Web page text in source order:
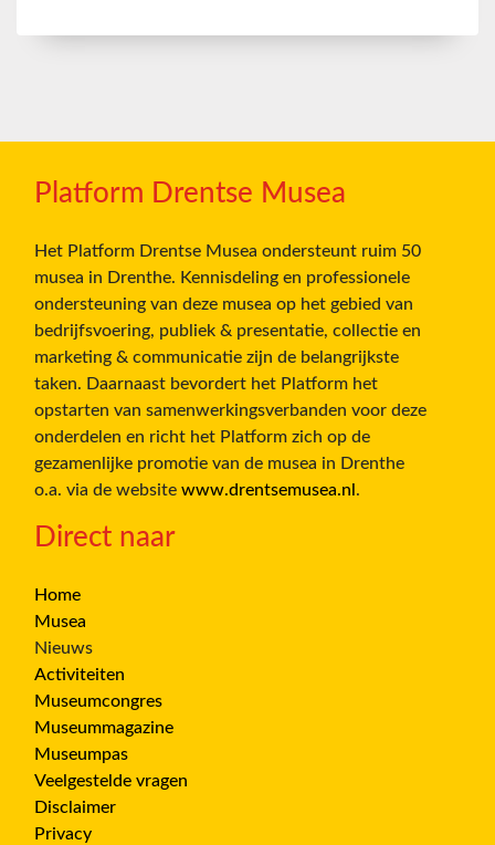
Platform Drentse Musea
Het Platform Drentse Musea ondersteunt ruim 50
musea in Drenthe. Kennisdeling en professionele
ondersteuning van deze musea op het gebied van
bedrijfsvoering, publiek & presentatie, collectie en
marketing & communicatie zijn de belangrijkste
taken. Daarnaast bevordert het Platform het
opstarten van samenwerkingsverbanden voor deze
onderdelen en richt het Platform zich op de
gezamenlijke promotie van de musea in Drenthe
o.a. via de website www.drentsemusea.nl .
Direct naar
Home
Musea
Nieuws
Activiteiten
Museumcongres
Museummagazine
Museumpas
Veelgestelde vragen
Disclaimer
Privacy